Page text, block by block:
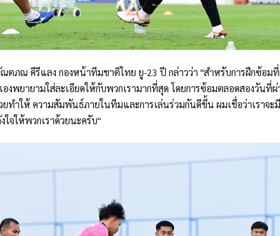
ตภณ คีรีแลง กองหน้าทีมชาติไทย ยู-23 ปี กล่าวว่า "สำหรับการฝึกซ้อ
องพยายามใส่ละเอียดให้กับพวกเรามากที่สุด โดยการซ้อมตลอดสองวันที่
ยทำให้ ความสัมพันธ์ภายในทีมและการเล่นร่วมกันดีขึ้น ผมเชื่อว่าเราจะ
จให้พวกเราด้วยนะครับ"